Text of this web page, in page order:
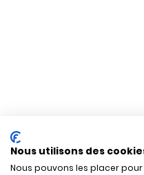
Nous utilisons des
Nous pouvons les placer